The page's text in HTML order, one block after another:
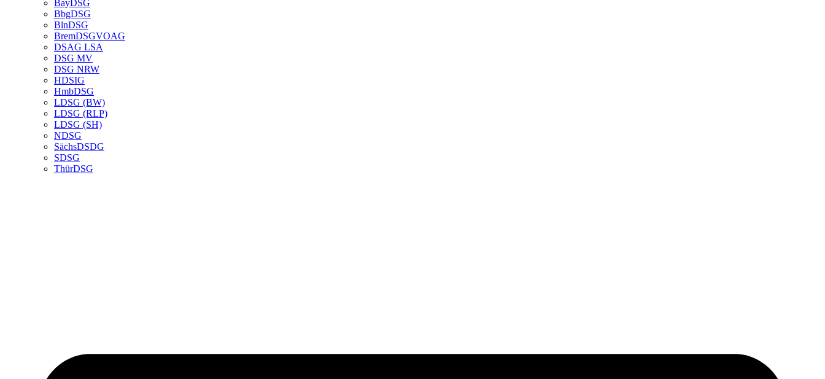
BayDSG
BbgDSG
BlnDSG
BremDSGVOAG
DSAG LSA
DSG MV
DSG NRW
HDSIG
HmbDSG
LDSG (BW)
LDSG (RLP)
LDSG (SH)
NDSG
SächsDSDG
SDSG
ThürDSG